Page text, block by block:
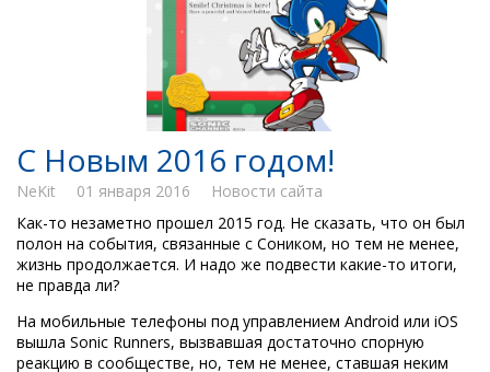
С Новым 2016 годом!
NeKit 01 января 2016
Новости сайта
Как-то незаметно прошел 2015 год. Не сказать, что он был
полон на события, связанные с Соником, но тем не менее,
жизнь продолжается. И надо же подвести какие-то итоги,
не правда ли?
На мобильные телефоны под управлением Android или iOS
вышла Sonic Runners, вызвавшая достаточно спорную
реакцию в сообществе, но, тем не менее, ставшая неким